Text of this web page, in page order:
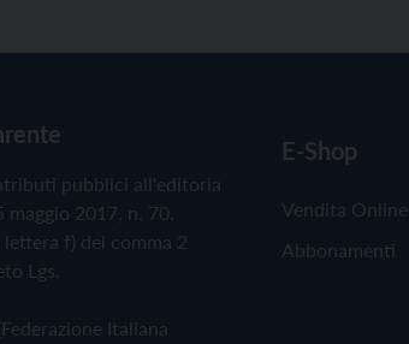
pubblici all'editoria
2017, n. 70.
lettera f) del comma 2
Lgs.
Italiana
E-Shop
Vendita Online
Abbonamenti